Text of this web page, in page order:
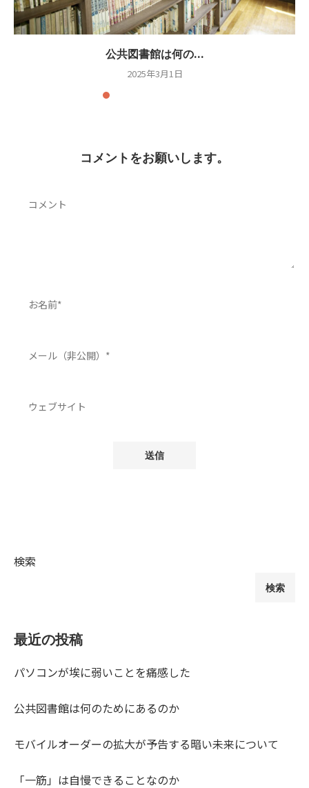
公共図書館は何の...
2025年3月1日
コメントをお願いします。
検索
検索
最近の投稿
パソコンが埃に弱いことを痛感した
公共図書館は何のためにあるのか
モバイルオーダーの拡大が予告する暗い未来について
「一筋」は自慢できることなのか